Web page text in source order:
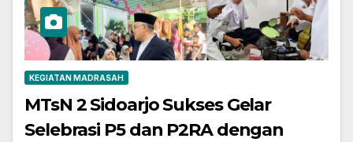
KEGIATAN MADRASAH
MTsN 2 Sidoarjo Sukses Gelar
Selebrasi P5 dan P2RA dengan